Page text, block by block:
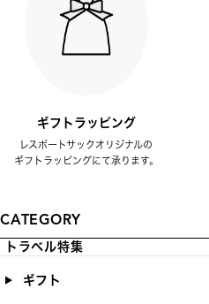
ギフトラッピング
レスポートサックオリジナルの
ギフトラッピングにて承ります。
CATEGORY
トラベル特集
ギフト